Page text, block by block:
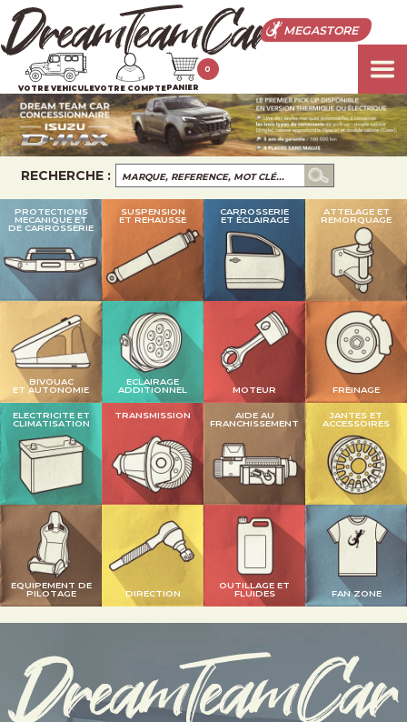
MEGASTORE
VOTRE VEHICULEVOTRE COMPTEPANIER
0
RECHERCHE :
PROTECTIONS
MECANIQUE ET
DE CARROSSERIE
SUSPENSION
ET REHAUSSE
CARROSSERIE
ET ÉCLAIRAGE
ATTELAGE ET
REMORQUAGE
ELECTRICITE ET
CLIMATISATION
TRANSMISSION AIDE AU
FRANCHISSEMENT
JANTES ET
ACCESSOIRES
BIVOUAC
ET AUTONOMIE
ECLAIRAGE
ADDITIONNEL MOTEUR FREINAGE
EQUIPEMENT DE
PILOTAGE DIRECTION
OUTILLAGE ET
FLUIDES FAN ZONE